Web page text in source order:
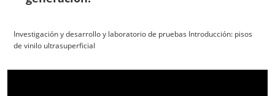
Investigación y desarrollo y laboratorio de pruebas Introducción: pisos
de vinilo ultrasuperficial